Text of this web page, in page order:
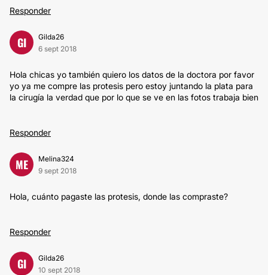
Responder
GI
Gilda26
6 sept 2018
Hola chicas yo también quiero los datos de la doctora por favor
yo ya me compre las protesis pero estoy juntando la plata para
la cirugía la verdad que por lo que se ve en las fotos trabaja bien
Responder
ME
Melina324
9 sept 2018
Hola, cuánto pagaste las protesis, donde las compraste?
Responder
GI
Gilda26
10 sept 2018